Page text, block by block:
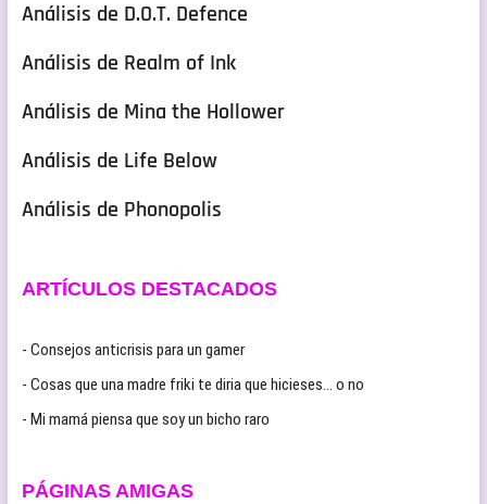
Análisis de D.O.T. Defence
Análisis de Realm of Ink
Análisis de Mina the Hollower
Análisis de Life Below
Análisis de Phonopolis
ARTÍCULOS DESTACADOS
- Consejos anticrisis para un gamer
- Cosas que una madre friki te diria que hicieses… o no
- Mi mamá piensa que soy un bicho raro
PÁGINAS AMIGAS